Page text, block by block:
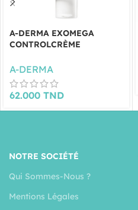
A-DERMA EXOMEGA
CONTROLCRÈME
A-DERMA
62.000 TND
NOTRE SOCIÉTÉ
Qui Sommes-Nous ?
Mentions Légales